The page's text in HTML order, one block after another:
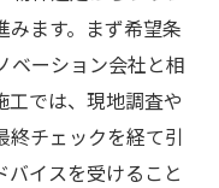
みます。まず希望条
ベーション会社と相
工では、現地調査や
終チェックを経て引
バイスを受けること